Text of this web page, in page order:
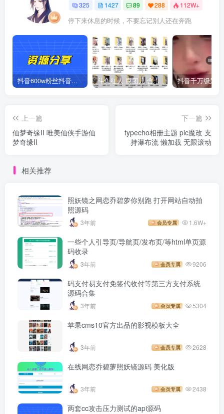
325 1427 89 288 112W+
停下来休息的时候，不要忘记别人还在奔跑
抖音600w粉丝抖音网红痞幼一手资料 877P 500M 含私拍 斗鱼红人 腐团儿 含付费 大尺写真 32套
上一篇
仙梦奇缘II 唯美仙侠手游仙
梦奇缘II
下一篇
typecho相册主题 pic魔改 支
持瀑布流 懒加载 无限滚动
相关推荐
照妖镜之网恋乔碧萝你别跑 打开网站自动拍
照源码
3年前 会员专属 1.6W+
一些个人引导页/导航页/发布页/等html单页源
码收录
3年前 会员专属 9206
码支付易支付免签代收付等第三方支付系统
源码合集
3年前 会员专属 5304
苹果cms10官方出品的影视模板大全
3年前 会员专属 2628
在线网恋乔碧萝照妖镜源码 美化版
3年前 会员专属 2438
两套cc攻击压力测试的api源码